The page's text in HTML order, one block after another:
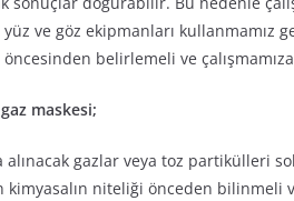
ve göz ekipmanları kullanmamız
öncesinden belirlemeli ve
maskesi;
alınacak gazlar veya toz partikülleri
kimyasalın niteliği önceden bilinmeli